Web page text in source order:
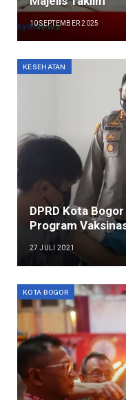
10 SEPTEMBER 2025
KESEHATAN
DPRD Kota
Program
27 JULI 2021
KOTA BOGOR